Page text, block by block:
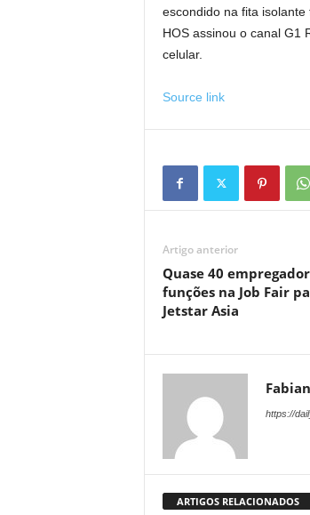
escondido na fita
HOS assinou o canal G1
celular.
Source link
Artigo anterior
Quase 40
funções na Job Fair
Jetstar Asia
https://
ARTIGOS RELACIONADOS